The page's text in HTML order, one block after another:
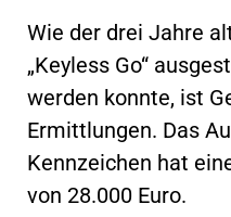
Wie der drei Jahre
„Keyless Go“
werden konnte, ist
Ermittlungen. Das
Kennzeichen hat
von 28.000 Euro.